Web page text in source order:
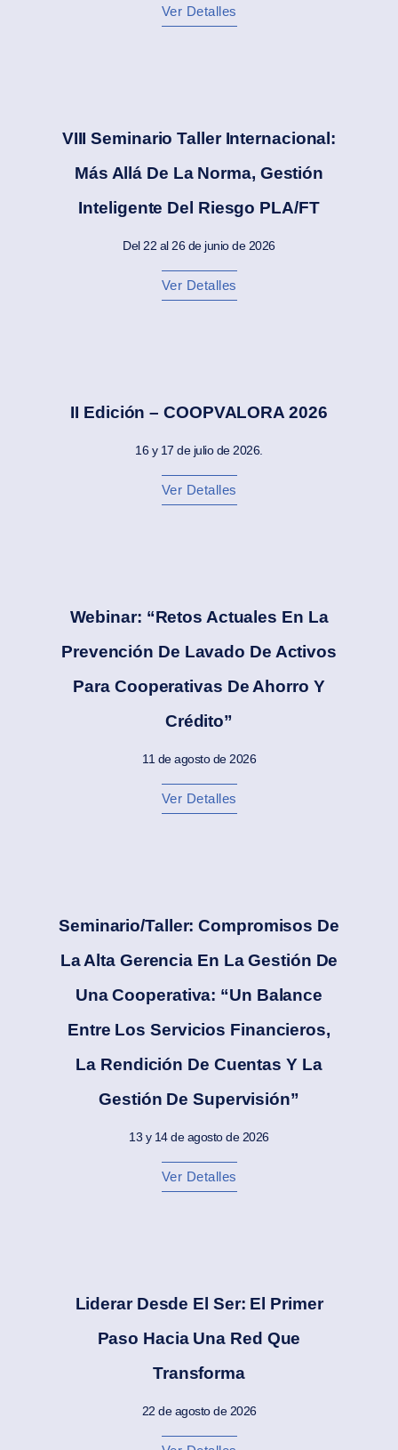
Ver Detalles
VIII Seminario Taller Internacional:
Más Allá De La Norma, Gestión
Inteligente Del Riesgo PLA/FT
Del 22 al 26 de junio de 2026
Ver Detalles
II Edición – COOPVALORA 2026
16 y 17 de julio de 2026.
Ver Detalles
Webinar: “Retos Actuales En La
Prevención De Lavado De Activos
Para Cooperativas De Ahorro Y
Crédito”
11 de agosto de 2026
Ver Detalles
Seminario/Taller: Compromisos De
La Alta Gerencia En La Gestión De
Una Cooperativa: “Un Balance
Entre Los Servicios Financieros,
La Rendición De Cuentas Y La
Gestión De Supervisión”
13 y 14 de agosto de 2026
Ver Detalles
Liderar Desde El Ser: El Primer
Paso Hacia Una Red Que
Transforma
22 de agosto de 2026